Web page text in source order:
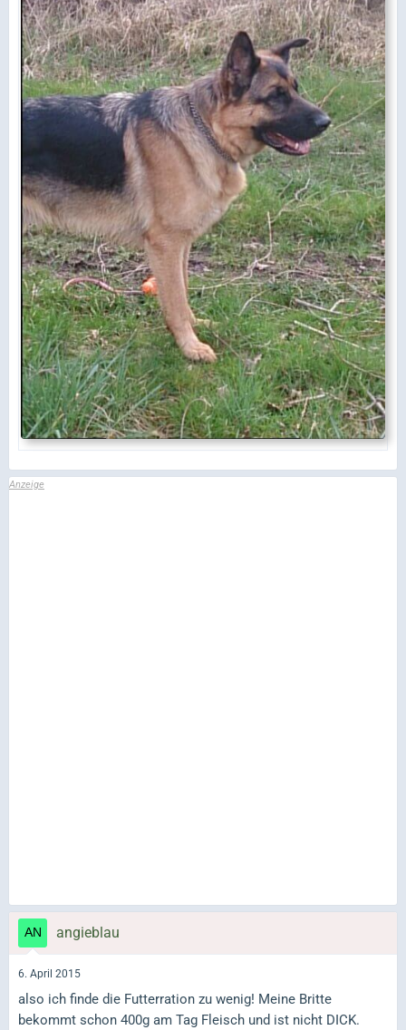
angieblau
6. April 2015
also ich finde die Futterration zu wenig! Meine Britte
bekommt schon 400g am Tag Fleisch und ist nicht DICK.